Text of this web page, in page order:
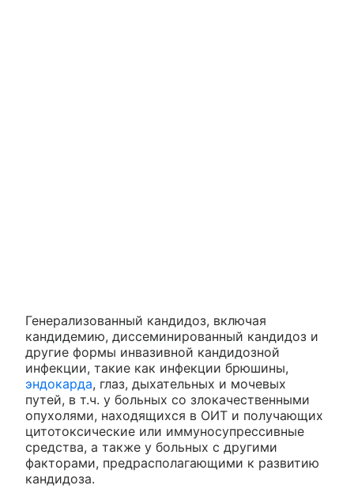
Генерализованный кандидоз, включая
кандидемию, диссеминированный кандидоз и
другие формы инвазивной кандидозной
инфекции, такие как инфекции брюшины,
эндокарда, глаз, дыхательных и мочевых
путей, в т.ч. у больных со злокачественными
опухолями, находящихся в ОИТ и получающих
цитотоксические или иммуносупрессивные
средства, а также у больных с другими
факторами, предрасполагающими к развитию
кандидоза.